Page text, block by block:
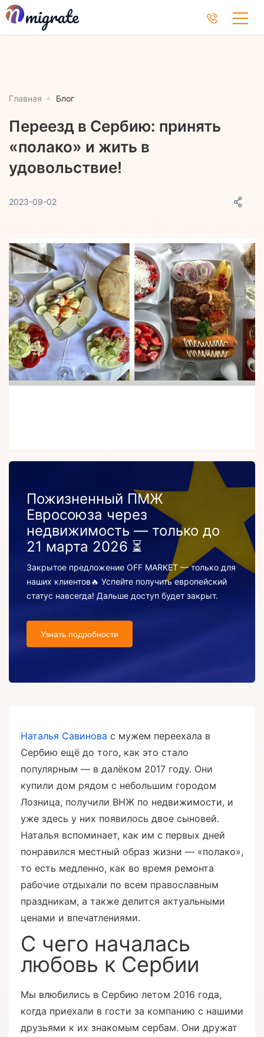
Главная Блог
Переезд в Сербию: принять
«полако» и жить в
удовольствие!
2023-09-02
Пожизненный ПМЖ
Евросоюза через
недвижимость — только до
21 марта 2026 ⏳
Закрытое предложение OFF MARKET — только для
наших клиентов🔥 Успейте получить европейский
статус навсегда! Дальше доступ будет закрыт.
Узнать подробности
Наталья Савинова с мужем переехала в
Сербию ещё до того, как это стало
популярным — в далёком 2017 году. Они
купили дом рядом с небольшим городом
Лозница, получили ВНЖ по недвижимости, и
уже здесь у них появилось двое сыновей.
Наталья вспоминает, как им с первых дней
понравился местный образ жизни — «полако»,
то есть медленно, как во время ремонта
рабочие отдыхали по всем православным
праздникам, а также делится актуальными
ценами и впечатлениями.
С чего началась
любовь к Сербии
Мы влюбились в Сербию летом 2016 года,
когда приехали в гости за компанию с нашими
друзьями к их знакомым сербам. Они дружат